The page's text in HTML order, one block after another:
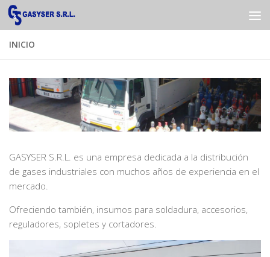
Saltar al contenido
INICIO
GASYSER S.R.L. es una empresa dedicada a la distribución
de gases industriales con muchos años de experiencia en el
mercado.
Ofreciendo también, insumos para soldadura, accesorios,
reguladores, sopletes y cortadores.